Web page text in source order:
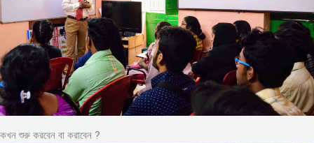
কখন শুরু করবেন বা করাবেন ?